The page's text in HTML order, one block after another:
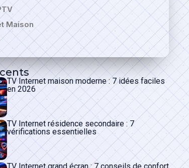
Maison
TV Internet maison moderne : 7 idées faciles
en 2026
TV Internet résidence secondaire : 7
vérifications essentielles
TV Internet grand écran : 7 conseils de confort